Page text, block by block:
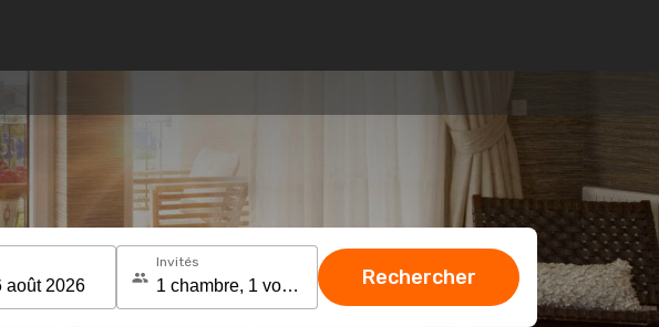
Invités
Rechercher